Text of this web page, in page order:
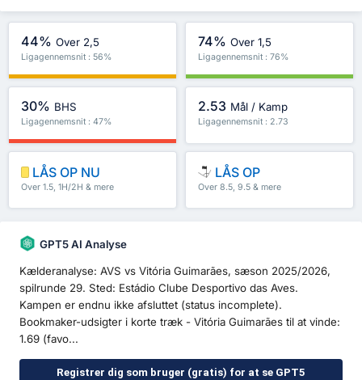
44% Over 2,5
Ligagennemsnit : 56%
74% Over 1,5
Ligagennemsnit : 76%
30% BHS
Ligagennemsnit : 47%
2.53 Mål / Kamp
Ligagennemsnit : 2.73
LÅS OP NU
Over 1.5, 1H/2H & mere
LÅS OP
Over 8.5, 9.5 & mere
GPT5 AI Analyse
Kælderanalyse: AVS vs Vitória Guimarães, sæson 2025/2026,
spilrunde 29. Sted: Estádio Clube Desportivo das Aves.
Kampen er endnu ikke afsluttet (status incomplete).
Bookmaker-udsigter i korte træk - Vitória Guimarães til at vinde:
1.69 (favo...
Registrer dig som bruger (gratis) for at se GPT5